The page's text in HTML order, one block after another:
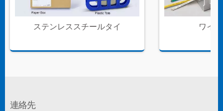
ステンレススチールタイ ワイ
連絡先